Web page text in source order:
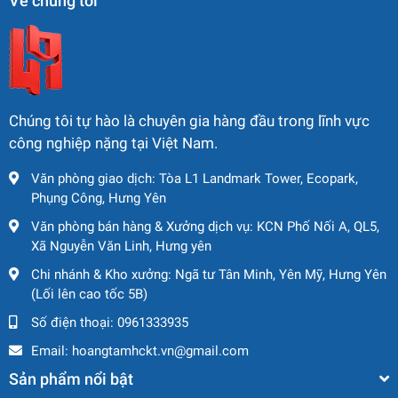
Tầm với tối đa:
Độ sâu đào tối đa:
3. Ưu Điểm Vượt Trội
xử lý khối lượng đất đá cực lớn.
Thiết kế siêu bền – Hệ thống gầm xích chắc chắn, phù
hợp địa hình mỏ, công trường khắc nghiệt.
Năng suất vượt trội – Gầu 5,2 m³ giúp tăng hiệu quả
vận hành, giảm chi phí nhân công.
Công nghệ Komatsu
chi phí bảo dưỡng.
✔️ Vận hành an toàn– Cabin ROPS, tầm nhìn rộng, hệ
thống thủy lực mạnh mẽ, dễ điều khiển.
Chúng tôi tự hào là chuyên gia hàng đầu trong lĩnh vực
công nghiệp nặng tại Việt Nam.
Văn phòng giao dịch: Tòa L1 Landmark Tower, Ecopark,
Phụng Công, Hưng Yên
Văn phòng bán hàng & Xưởng dịch vụ: KCN Phố Nối A, QL5,
Xã Nguyễn Văn Linh, Hưng yên
Chi nhánh & Kho xưởng: Ngã tư Tân Minh, Yên Mỹ, Hưng Yên
(Lối lên cao tốc 5B)
Số điện thoại: 0961333935
Email: hoangtamhckt.vn@gmail.com
Sản phẩm nổi bật